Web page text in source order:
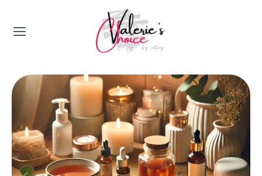
Valerie's Topics
Travel & Culture
Food & Drinks
Happyness & Opmerkelijk
Lifestyle, Sport & Duurzaamheid
Gadgets & Tech
Top 5 van Valerie